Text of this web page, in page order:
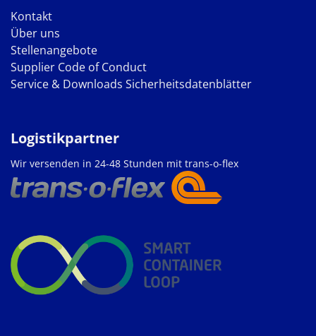
Kontakt
Über uns
Stellenangebote
Supplier Code of Conduct
Service & Downloads Sicherheitsdatenblätter
Logistikpartner
Wir versenden in 24-48 Stunden mit trans-o-flex